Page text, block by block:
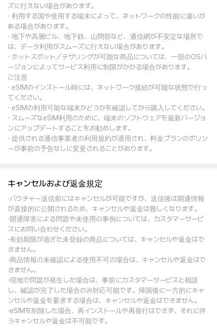
ズに行えない場合があります。
· 利用する国や使用する端末によって、ネットワークの性能に違いが
ある場合があります。
· 地下や高層ビル、地下鉄、山間部など、通信網が不安定な場所で
は、データ利用がスムーズに行えない場合があります。
· ホットスポット／テザリングが可能な商品については、一部のOSバ
ージョンによってサービス利用に制限がかかる場合があります。
ご注意
· eSIMのインストール時には、ネットワーク接続が可能な状態で行っ
てください。
· eSIMの利用可能な端末かどうかを確認してから購入してください。
· スムーズなeSIM利用のために、端末のソフトウェアを最新バージョ
ンにアップデートすることをお勧めします。
· 提供される通信事業者の利用規約が適用され、料金プランのポリシ
ーが事前の予告なしに変更されることがあります。
キャンセルおよび返金規定
·バウチャー送信前にはキャンセルが可能ですが、送信後は開通情報
が直接的に公開されるため、キャンセルや返金は難しくなります。
·開通障害による問題や未使用の事例については、カスタマーサービ
スにお問い合わせください。
·有効期限が過ぎた未登録の商品については、キャンセルや返金はで
きません。
·商品情報の未確認による使用不可の場合は、キャンセルや返金はで
きません。
·現地で問題が発生した場合は、事前にカスタマーサービスと相談
し、確認が完了した場合のみ対応可能です。帰国後に一方的にキャ
ンセルや返金を要求する場合は、キャンセルや返金はできません。
·eSIMを削除した場合、再インストールや再発行はできず、それに伴
うキャンセルや返金は不可能です。